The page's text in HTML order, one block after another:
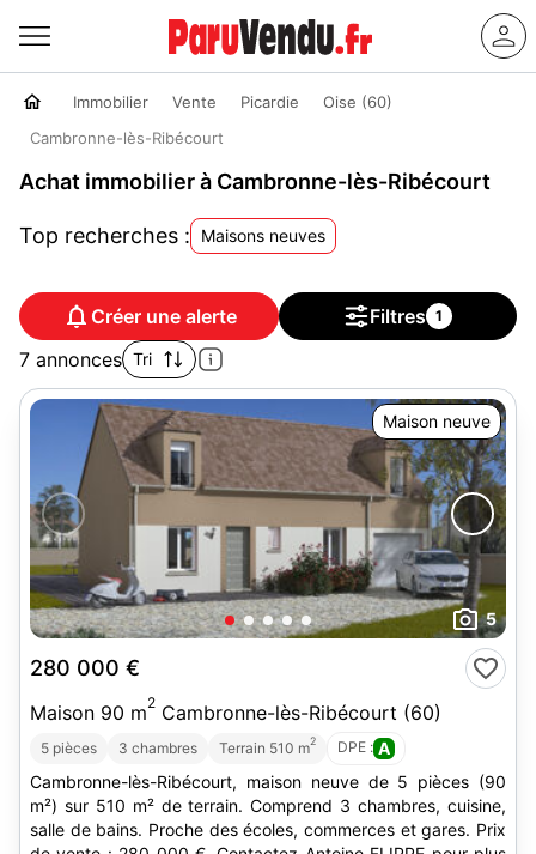
Immobilier Vente Picardie
Oise (60)
Cambronne-lès-Ribécourt
Achat immobilier à Cambronne-lès-Ribécourt
Top recherches : Maisons neuves
Créer une alerte Filtres 1
7 annonces Tri
Maison neuve
5
280 000 €
Maison 90 m2 Cambronne-lès-Ribécourt (60)
5 pièces 3 chambres Terrain 510 m2 DPE : A
Cambronne-lès-Ribécourt, maison neuve de 5 pièces (90
m²) sur 510 m² de terrain. Comprend 3 chambres, cuisine,
salle de bains. Proche des écoles, commerces et gares. Prix